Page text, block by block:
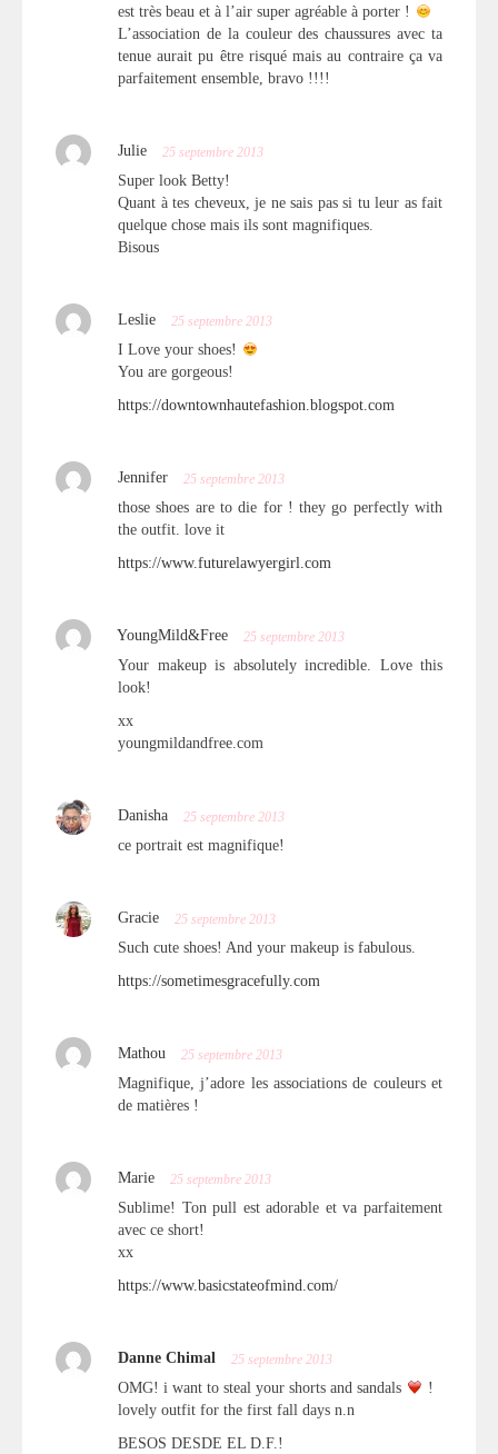
est très beau et à l’air super agréable à porter !
L’association de la couleur des chaussures avec ta
tenue aurait pu être risqué mais au contraire ça va
parfaitement ensemble, bravo !!!!
Julie 25 septembre 2013
Super look Betty!
Quant à tes cheveux, je ne sais pas si tu leur as fait
quelque chose mais ils sont magnifiques.
Bisous
Leslie 25 septembre 2013
I Love your shoes!
You are gorgeous!
https://downtownhautefashion.blogspot.com
Jennifer 25 septembre 2013
those shoes are to die for ! they go perfectly with
the outfit. love it
https://www.futurelawyergirl.com
YoungMild&Free 25 septembre 2013
Your makeup is absolutely incredible. Love this
look!
xx
youngmildandfree.com
Danisha 25 septembre 2013
ce portrait est magnifique!
Gracie 25 septembre 2013
Such cute shoes! And your makeup is fabulous.
https://sometimesgracefully.com
Mathou 25 septembre 2013
Magnifique, j’adore les associations de couleurs et
de matières !
Marie 25 septembre 2013
Sublime! Ton pull est adorable et va parfaitement
avec ce short!
xx
https://www.basicstateofmind.com/
Danne Chimal 25 septembre 2013
OMG! i want to steal your shorts and sandals
!
lovely outfit for the first fall days n.n
BESOS DESDE EL D.F.!